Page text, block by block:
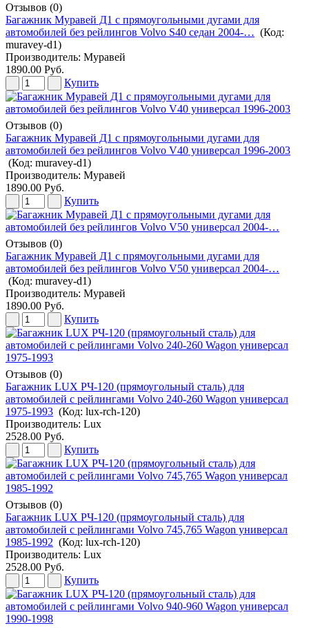
Отзывов (0)
Багажник Муравей Д1 с прямоугольными дугами для
автомобилей без рейлингов Volvo S40 седан 2004-… (Код:
muravey-d1)
Производитель: Муравей
1890.00 Руб.
Купить
Отзывов (0)
Багажник Муравей Д1 с прямоугольными дугами для
автомобилей без рейлингов Volvo V40 универсал 1996-2003
(Код: muravey-d1)
Производитель: Муравей
1890.00 Руб.
Купить
Отзывов (0)
Багажник Муравей Д1 с прямоугольными дугами для
автомобилей без рейлингов Volvo V50 универсал 2004-…
(Код: muravey-d1)
Производитель: Муравей
1890.00 Руб.
Купить
Отзывов (0)
Багажник LUX РЧ-120 (прямоугольный сталь) для
автомобилей с рейлингами Volvo 240-260 Wagon универсал
1975-1993 (Код: lux-rch-120)
Производитель: Lux
2528.00 Руб.
Купить
Отзывов (0)
Багажник LUX РЧ-120 (прямоугольный сталь) для
автомобилей с рейлингами Volvo 745,765 Wagon универсал
1985-1992 (Код: lux-rch-120)
Производитель: Lux
2528.00 Руб.
Купить